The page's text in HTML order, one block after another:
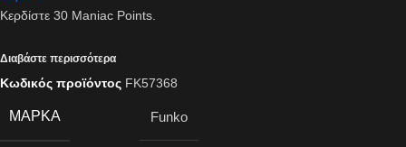
Κερδίστε 30 Maniac Points.
Διαβάστε περισσότερα
Κωδικός προϊόντος FK57368
ΜΆΡΚΑ Funko